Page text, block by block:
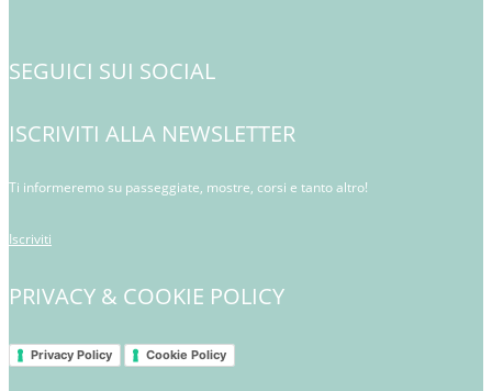
SEGUICI SUI SOCIAL
ISCRIVITI ALLA NEWSLETTER
Ti informeremo su passeggiate, mostre, corsi e tanto altro!
Iscriviti
PRIVACY & COOKIE POLICY
Privacy Policy Cookie Policy